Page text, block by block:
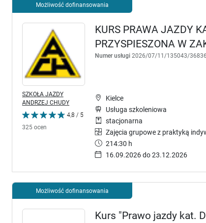
Możliwość dofinansowania
KURS PRAWA JAZDY
PRZYSPIESZONA W
Numer usługi 2026/07/11/135043/
SZKOŁA JAZDY
ANDRZEJ CHUDY
4,8 / 5
325 ocen
Kielce
Usługa szkoleniowa
stacjonarna
Zajęcia grupowe z praktyką
214:30 h
16.09.2026 do 23.12.2026
Możliwość dofinansowania
Kurs "Prawo jazdy kat.